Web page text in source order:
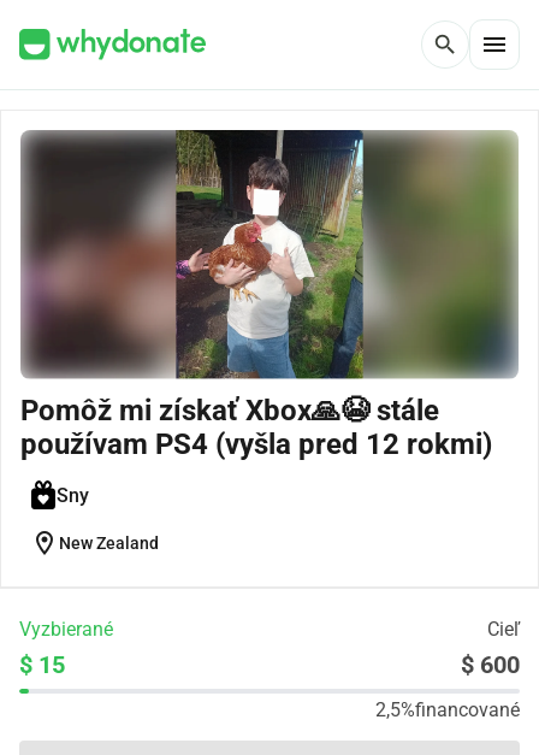
search menu
Pomôž mi získať Xbox🙏😭 stále
používam PS4 (vyšla pred 12 rokmi)
Sny
location_on New Zealand
Vyzbierané Cieľ
$ 15 $ 600
2,5%financované